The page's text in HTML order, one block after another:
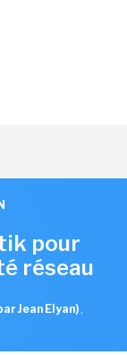
pour
réseau
Jean Elyan) ,